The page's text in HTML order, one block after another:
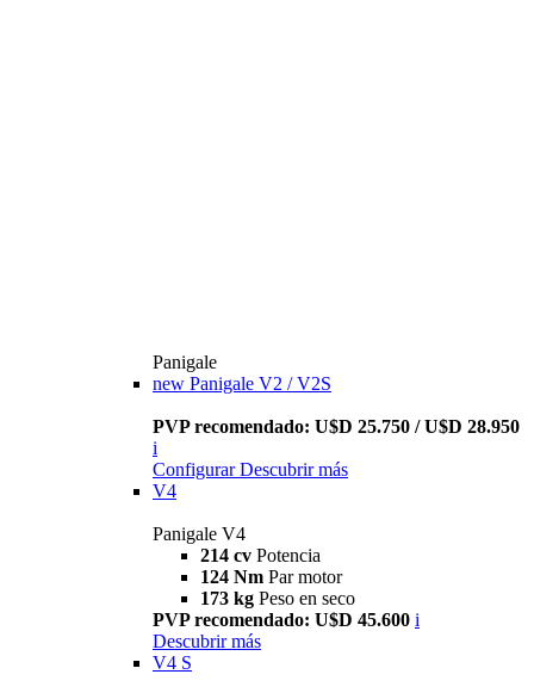
Panigale
new Panigale V2 / V2S
PVP recomendado: U$D 25.750 / U$D 28.950
i
Configurar Descubrir más
V4
Panigale V4
214 cv Potencia
124 Nm Par motor
173 kg Peso en seco
PVP recomendado: U$D 45.600 i
Descubrir más
V4 S